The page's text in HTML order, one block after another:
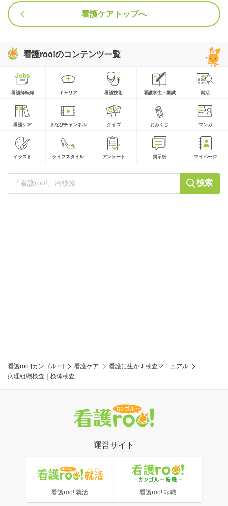
看護ケアトップへ
看護roo!のコンテンツ一覧
看護師転職 キャリア 看護技術 看護学生・国試 就活
看護ケア まなびチャンネル クイズ おみくじ マンガ
イラスト ライフスタイル アンケート 掲示板 マイページ
検索
看護roo![カンゴルー] 看護ケア
看護に生かす検査マニュアル
病理組織検査｜検体検査
運営サイト
看護roo! 就活 看護roo! 転職